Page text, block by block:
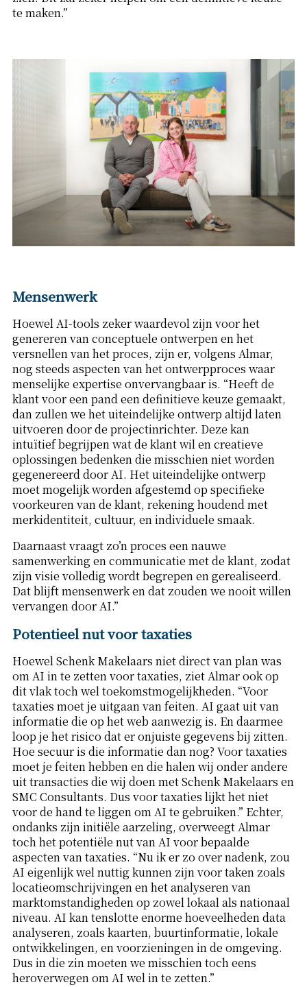
te maken.”
Mensenwerk
Hoewel AI-tools zeker waardevol zijn voor het
genereren van conceptuele ontwerpen en het
versnellen van het proces, zijn er, volgens Almar,
nog steeds aspecten van het ontwerpproces waar
menselijke expertise onvervangbaar is. “Heeft de
klant voor een pand een definitieve keuze gemaakt,
dan zullen we het uiteindelijke ontwerp altijd laten
uitvoeren door de projectinrichter. Deze kan
intuïtief begrijpen wat de klant wil en creatieve
oplossingen bedenken die misschien niet worden
gegenereerd door AI. Het uiteindelijke ontwerp
moet mogelijk worden afgestemd op specifieke
voorkeuren van de klant, rekening houdend met
merkidentiteit, cultuur, en individuele smaak.
Daarnaast vraagt zo’n proces een nauwe
samenwerking en communicatie met de klant, zodat
zijn visie volledig wordt begrepen en gerealiseerd.
Dat blijft mensenwerk en dat zouden we nooit willen
vervangen door AI.”
Potentieel nut voor taxaties
Hoewel Schenk Makelaars niet direct van plan was
om AI in te zetten voor taxaties, ziet Almar ook op
dit vlak toch wel toekomstmogelijkheden. “Voor
taxaties moet je uitgaan van feiten. AI gaat uit van
informatie die op het web aanwezig is. En daarmee
loop je het risico dat er onjuiste gegevens bij zitten.
Hoe secuur is die informatie dan nog? Voor taxaties
moet je feiten hebben en die halen wij onder andere
uit transacties die wij doen met Schenk Makelaars en
SMC Consultants. Dus voor taxaties lijkt het niet
voor de hand te liggen om AI te gebruiken.” Echter,
ondanks zijn initiële aarzeling, overweegt Almar
toch het potentiële nut van AI voor bepaalde
aspecten van taxaties. “Nu ik er zo over nadenk, zou
AI eigenlijk wel nuttig kunnen zijn voor taken zoals
locatieomschrijvingen en het analyseren van
marktomstandigheden op zowel lokaal als nationaal
niveau. AI kan tenslotte enorme hoeveelheden data
analyseren, zoals kaarten, buurtinformatie, lokale
ontwikkelingen, en voorzieningen in de omgeving.
Dus in die zin moeten we misschien toch eens
heroverwegen om AI wel in te zetten.”